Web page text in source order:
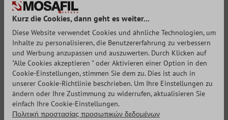
Kurz die Cookies, dann geht es weiter...
Diese Website verwendet Cookies und ähnliche Technologien, um
Inhalte zu personalisieren, die Benutzererfahrung zu verbessern
und Werbung anzupassen und auszuwerten. Durch Klicken auf
"Alle Cookies akzeptieren " oder Aktivieren einer Option in den
Cookie-Einstellungen, stimmen Sie dem zu. Dies ist auch in
unserer Cookie-Richtlinie beschrieben. Um Ihre Einstellungen zu
ändern oder Ihre Zustimmung zu widerrufen, aktualisieren Sie
einfach Ihre Cookie-Einstellungen.
Πολιτική προστασίας προσωπικών δεδομένων